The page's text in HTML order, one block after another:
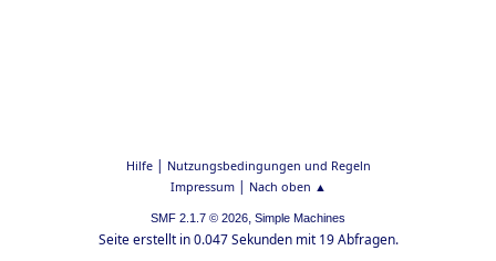
Hilfe| Nutzungsbedingungen und Regeln
Impressum| Nach oben ▲
SMF 2.1.7 © 2026, Simple Machines
Seite erstellt in 0.047 Sekunden mit 19 Abfragen.